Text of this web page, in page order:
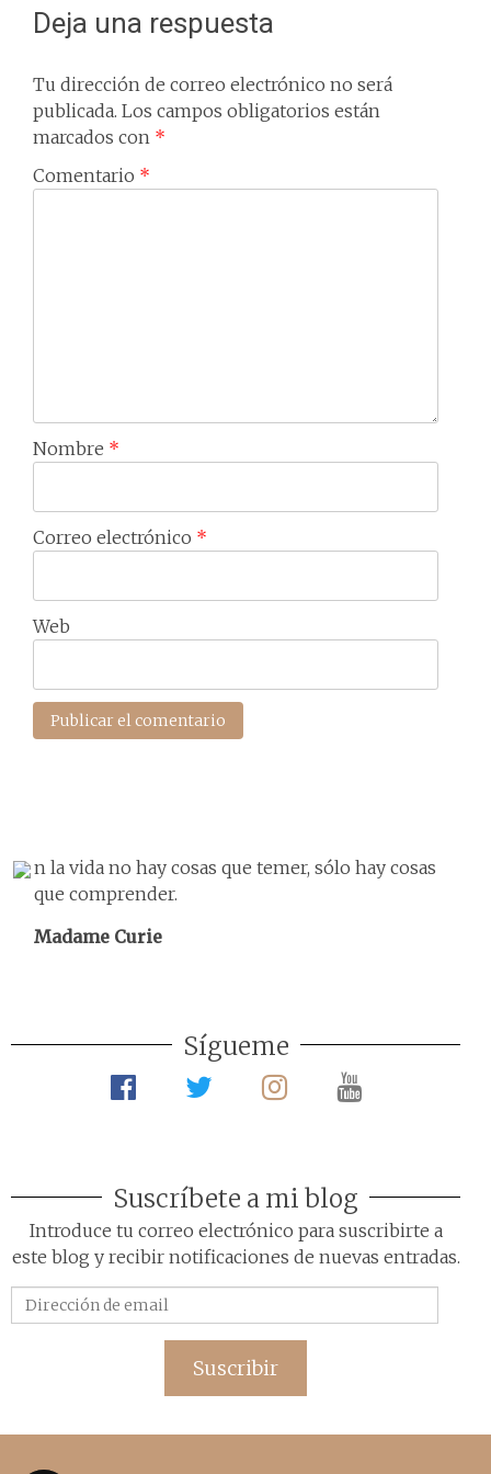
Deja una respuesta
Tu dirección de correo electrónico no será
publicada. Los campos obligatorios están
marcados con *
Comentario *
Nombre *
Correo electrónico *
Web
n la vida no hay cosas que temer, sólo hay cosas
que comprender.
Madame Curie
Sígueme
Suscríbete a mi blog
Introduce tu correo electrónico para suscribirte a
este blog y recibir notificaciones de nuevas entradas.
de
Suscribir